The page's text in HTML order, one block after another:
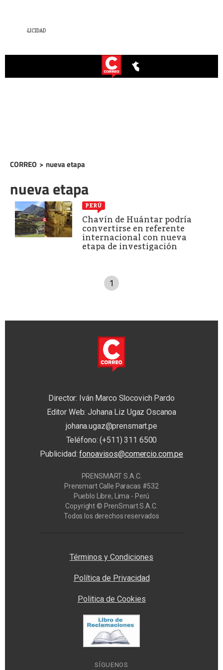
CORREO > nueva etapa
nueva etapa
PERÚ
Chavín de Huántar podría
convertirse en referente
internacional con nueva
etapa de investigación
1
Director: Iván Marco Slocovich Pardo
Editor Web: Johana Liz Ugaz Oscanoa
johana.ugaz@prensmart.pe
Teléfono: (+511) 311 6500
Publicidad:fonoavisos@comercio.com.pe
PRENSMART S.A.C.
Prensmart Calle Paracas #532
Pueblo Libre, Lima - Perú
Copyright © PrenSmart S.A.C.
Todos los derechos reservados
Términos y Condiciones
Política de Privacidad
Politica de Cookies
SÍGUENOS